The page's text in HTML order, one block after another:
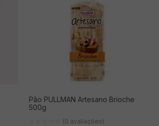
Pão PULLMAN Artesano Brioche
500g
(0 avaliações)